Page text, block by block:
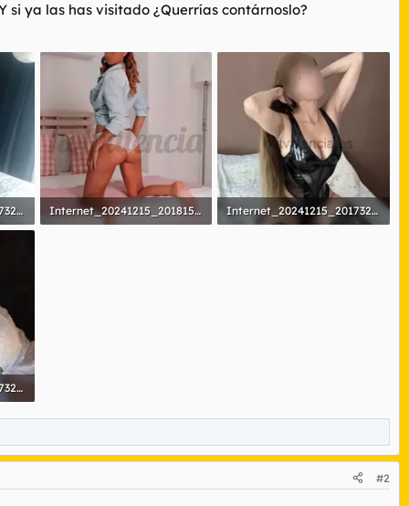
si ya las has visitado ¿Querrías contárnoslo?
Internet_20241215_201732_59.webp
Internet_20241215_201815_4.webp
Internet_20241215_201732_58.webp
Internet_20241215_201732_60.webp
#2